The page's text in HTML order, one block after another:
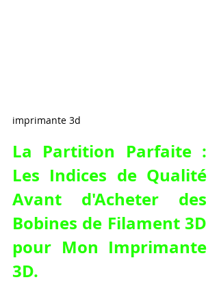
imprimante 3d
La Partition Parfaite :
Les Indices de Qualité
Avant d'Acheter des
Bobines de Filament 3D
pour Mon Imprimante
3D.